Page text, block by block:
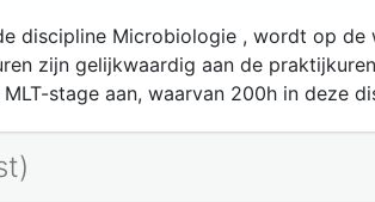
discipline Microbiologie , wordt op
zijn gelijkwaardig aan de
stage aan, waarvan 200h in deze